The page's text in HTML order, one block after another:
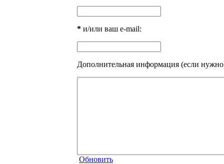
* и/или ваш e-mail:
Дополнительная информация (если
Обновить